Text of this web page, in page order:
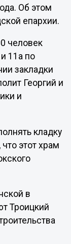
Об этом
епархии.
человек
11а по
закладки
Георгий и
и
кладку
этот храм
в
Троицкий